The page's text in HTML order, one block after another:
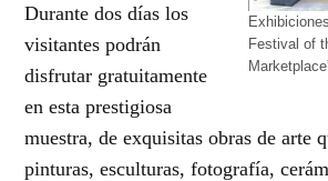
Festival of
Durante dos días los
visitantes podrán
disfrutar gratuitamente
en esta prestigiosa
muestra, de exquisitas obras de arte
pinturas, esculturas, fotografía,